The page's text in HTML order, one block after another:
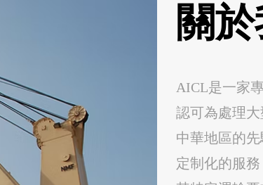
關
AICL是一家
認可為處理
中華地區的
定制化的服